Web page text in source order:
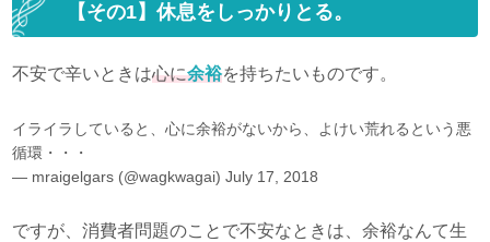
【その1】休息をしっかりとる。
不安で辛いときは心に余裕を持ちたいものです。
イライラしていると、心に余裕がないから、よけい荒れるという悪
循環・・・
— mraigelgars (@wagkwagai) July 17, 2018
ですが、消費者問題のことで不安なときは、余裕なんて生